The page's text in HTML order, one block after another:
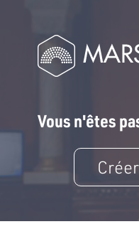
Vous n'êtes